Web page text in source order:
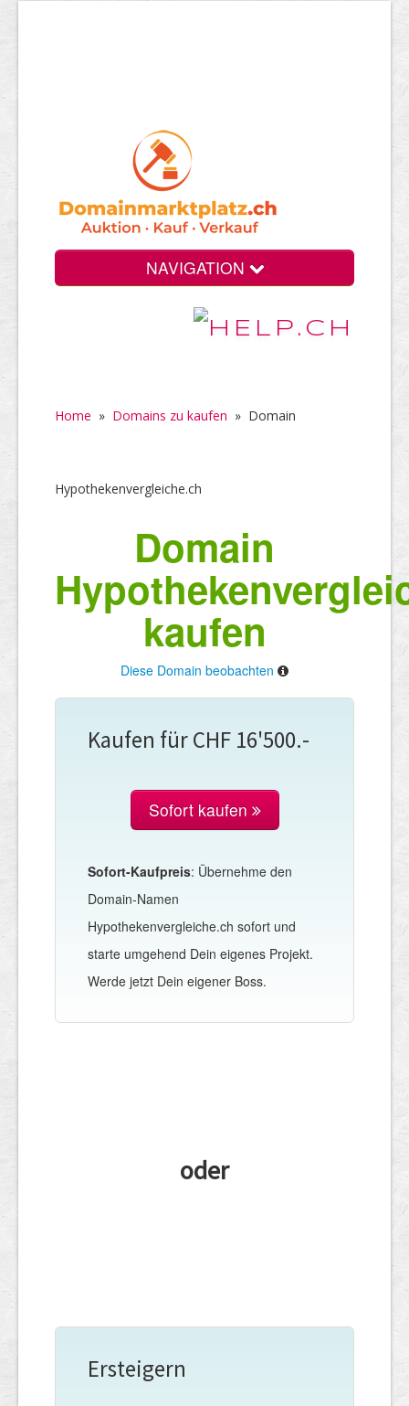
NAVIGATION
Home » Domains zu kaufen » Domain
Hypothekenvergleiche.ch
Domain
kaufen
Diese Domain beobachten
Kaufen für CHF 16'500.-
Sofort kaufen
Sofort-Kaufpreis: Übernehme den
Domain-Namen
Hypothekenvergleiche.ch sofort und
starte umgehend Dein eigenes Projekt.
Werde jetzt Dein eigener Boss.
oder
Ersteigern